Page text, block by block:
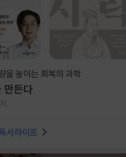
을 높이는 회복의 과학
만든다
서라이프